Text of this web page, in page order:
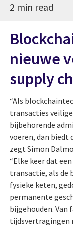
2 min read
nieuwe
supply
“Als
transacties
bijbehorende
voeren, dan biedt
zegt Simon
“Elke keer dat
transactie, als de
fysieke keten,
permanente
bijgehouden. Van
tijdsvertragingen